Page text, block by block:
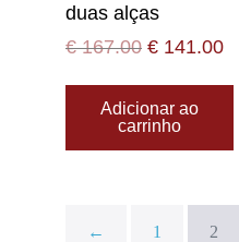
duas alças
€167.00 € 141.00
Adicionar ao
carrinho
← 1 2